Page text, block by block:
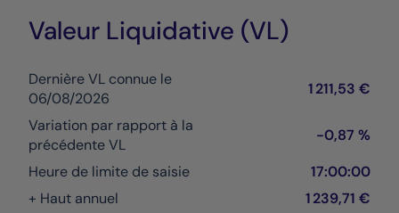
Valeur Liquidative (VL)
Dernière VL connue le
06/08/2026
1 211,53 €
Variation par rapport à la
précédente VL
-0,87 %
Heure de limite de saisie
17:00:00
+ Haut annuel
1 239,71 €